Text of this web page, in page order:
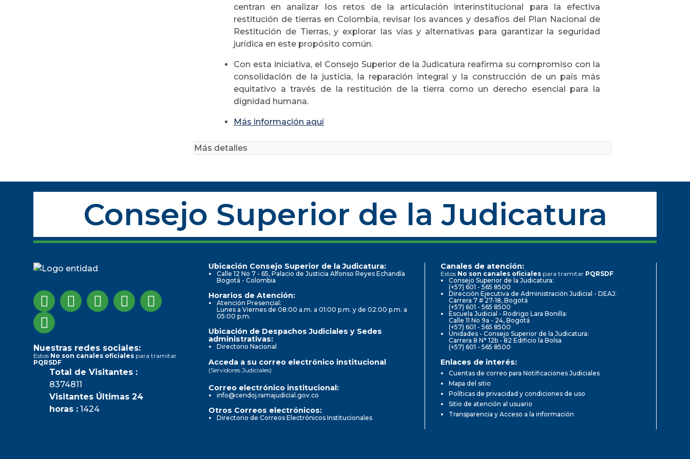
centran en analizar los retos de la articulación interinstitucional para la efectiva
restitución de tierras en Colombia, revisar los avances y desafíos del Plan Nacional de
Restitución de Tierras, y explorar las vías y alternativas para garantizar la seguridad
jurídica en este propósito común.
Con esta iniciativa, el Consejo Superior de la Judicatura reafirma su compromiso con la
consolidación de la justicia, la reparación integral y la construcción de un país más
equitativo a través de la restitución de la tierra como un derecho esencial para la
dignidad humana.
Más información aquí
Más detalles
Consejo Superior de la Judicatura
Nuestras redes sociales:
Estos No son canales oficiales para tramitar
PQRSDF
Total de Visitantes :
8374811
Visitantes Últimas 24
horas : 1424
Ubicación Consejo Superior de la Judicatura:
Calle 12 No 7 - 65, Palacio de Justicia Alfonso Reyes Echandía
Bogotá - Colombia
Horarios de Atención:
Atención Presencial:
Lunes a Viernes de 08:00 a.m. a 01:00 p.m. y de 02:00 p.m. a
05:00 p.m.
Ubicación de Despachos Judiciales y Sedes
administrativas:
Directorio Nacional
Canales de atención:
Estos No son canales oficiales para tramitar PQRSDF
Consejo Superior de la Judicatura:
(+57) 601 - 565 8500
Dirección Ejecutiva de Administración Judicial - DEAJ:
Carrera 7 # 27-18, Bogotá
(+57) 601 - 565 8500
Escuela Judicial - Rodrigo Lara Bonilla:
Calle 11 No 9a - 24, Bogotá
(+57) 601 - 565 8500
Unidades - Consejo Superior de la Judicatura:
Carrera 8 N° 12b - 82 Edificio la Bolsa
(+57) 601 - 565 8500
Acceda a su correo electrónico institucional
(Servidores Judiciales)
Correo electrónico institucional:
info@cendoj.ramajudicial.gov.co
Otros Correos electrónicos:
Directorio de Correos Electrónicos Institucionales
Enlaces de interés:
Cuentas de correo para Notificaciones Judiciales
Mapa del sitio
Políticas de privacidad y condiciones de uso
Sitio de atención al usuario
Transparencia y Acceso a la información